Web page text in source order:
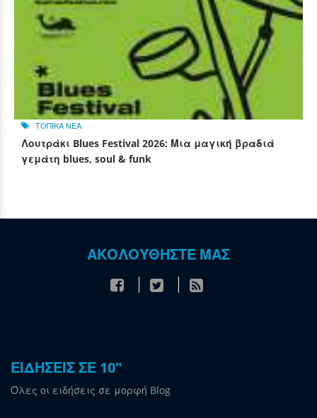
ΤΟΠΙΚΑ ΝΕΑ
Λουτράκι Blues Festival 2026: Μια μαγική βραδιά
γεμάτη blues, soul & funk
ΑΚΟΛΟΥΘΗΣΤΕ ΜΑΣ
ΕΙΔΗΣΕΙΣ ΣΕ 10"
Όλες οι ειδήσεις σε μορφή Blog